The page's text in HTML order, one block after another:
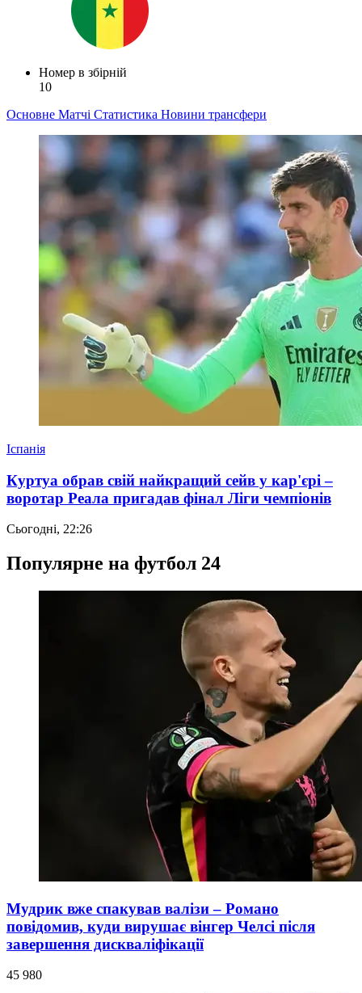
Номер в збірній
10
Основне Матчі Статистика Новини трансфери
Іспанія
Куртуа обрав свій найкращий сейв у кар'єрі –
воротар Реала пригадав фінал Ліги чемпіонів
Сьогодні, 22:26
Популярне на футбол 24
Мудрик вже спакував валізи – Романо
повідомив, куди вирушає вінгер Челсі після
завершення дискваліфікації
45 980